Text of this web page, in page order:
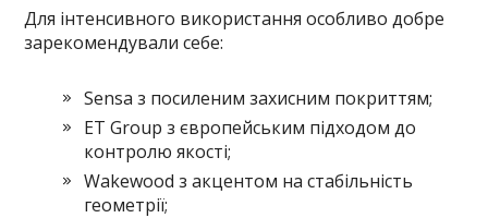
Для інтенсивного використання особливо добре
зарекомендували себе:
Sensa з посиленим захисним покриттям;
ET Group з європейським підходом до
контролю якості;
Wakewood з акцентом на стабільність
геометрії;